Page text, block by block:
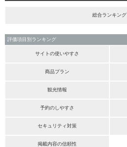
総合ランキング
評価項目別ランキング
サイトの使いやすさ
商品プラン
観光情報
予約のしやすさ
セキュリティ対策
掲載内容の信頼性